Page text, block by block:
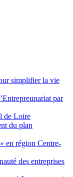
simplifier la vie
par
de Loire
du plan
en région Centre-
des entreprises